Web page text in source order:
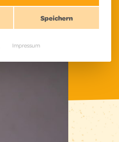
Speichern
Impressum